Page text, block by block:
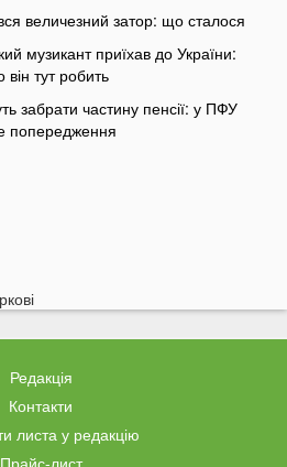
величезний затор: що сталося
музикант приїхав до України:
тут робить
забрати частину пенсії: у ПФУ
попередження
волинянин, якого 16 місяців
безвісти
пішов під воду після потужних злив
Редакція
Контакти
листа у редакцію